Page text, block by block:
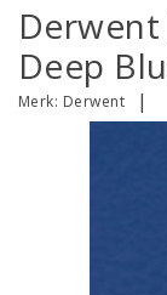
Deep
Merk: Derwent |